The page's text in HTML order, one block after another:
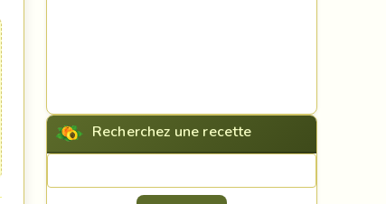
Recherchez une recette